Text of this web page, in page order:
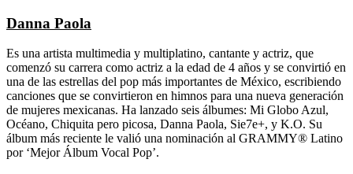
Danna Paola
Es una artista multimedia y multiplatino, cantante y actriz, que
comenzó su carrera como actriz a la edad de 4 años y se convirtió en
una de las estrellas del pop más importantes de México, escribiendo
canciones que se convirtieron en himnos para una nueva generación
de mujeres mexicanas. Ha lanzado seis álbumes: Mi Globo Azul,
Océano, Chiquita pero picosa, Danna Paola, Sie7e+, y K.O. Su
álbum más reciente le valió una nominación al GRAMMY® Latino
por ‘Mejor Álbum Vocal Pop’.